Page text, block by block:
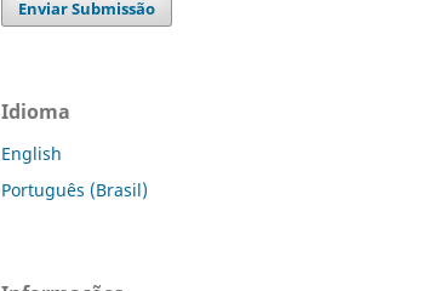
Enviar Submissão
Idioma
English
Português (Brasil)